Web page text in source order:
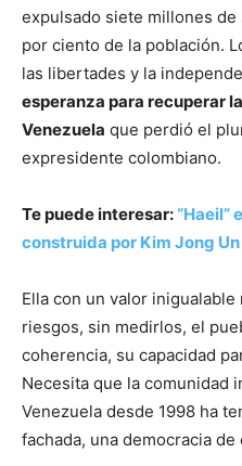
expulsado siete millones
por ciento de la población.
las libertades y la
esperanza para recuperar
Venezuela que perdió el
expresidente colombiano.
Te puede interesar:“Haeil”
construida por Kim Jong Un
Ella con un valor
riesgos, sin medirlos, el
coherencia, su capacidad
Necesita que la comunidad
Venezuela desde 1998 ha
fachada, una democracia